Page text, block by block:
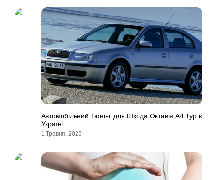
Автомобільний Тюнінг для Шкода Октавія А4 Тур в
Україні
1 Травня, 2025